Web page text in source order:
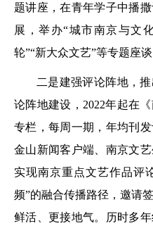
题讲座，在青年学子中播
展，举办“城市南京与文
轮”“新大众文艺”等专题座
二是建强评论阵地，
论阵地建设，2022年起在
专栏，每周一期，年均刊
金山新闻客户端、南京文
实现南京重点文艺作品评
频”的融合传播路径，邀请
鲜活、更接地气。历时多